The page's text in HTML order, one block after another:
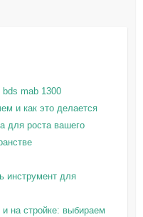
bds mab 1300
и как это делается
для роста вашего
инструмент для
на стройке: выбираем